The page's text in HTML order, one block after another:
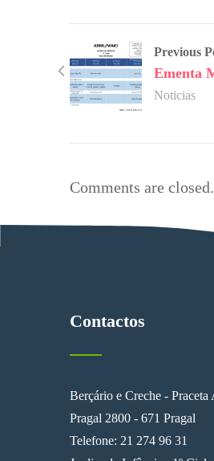
Previous
Ementa
Noticias
Comments are closed.
Contactos
Berçário e Creche -
Pragal 2800 - 671 Pragal
Telefone: 21 274 96 31